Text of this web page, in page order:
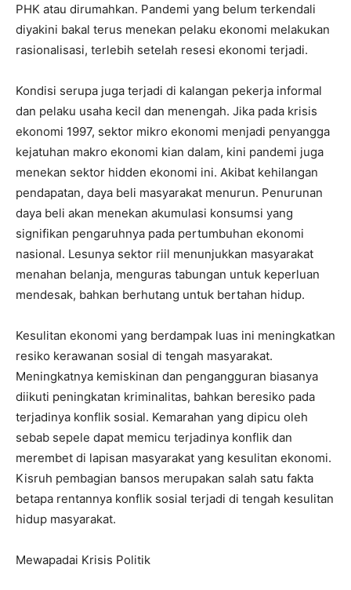
PHK atau dirumahkan. Pandemi yang belum terkendali
diyakini bakal terus menekan pelaku ekonomi melakukan
rasionalisasi, terlebih setelah resesi ekonomi terjadi.
Kondisi serupa juga terjadi di kalangan pekerja informal
dan pelaku usaha kecil dan menengah. Jika pada krisis
ekonomi 1997, sektor mikro ekonomi menjadi penyangga
kejatuhan makro ekonomi kian dalam, kini pandemi juga
menekan sektor hidden ekonomi ini. Akibat kehilangan
pendapatan, daya beli masyarakat menurun. Penurunan
daya beli akan menekan akumulasi konsumsi yang
signifikan pengaruhnya pada pertumbuhan ekonomi
nasional. Lesunya sektor riil menunjukkan masyarakat
menahan belanja, menguras tabungan untuk keperluan
mendesak, bahkan berhutang untuk bertahan hidup.
Kesulitan ekonomi yang berdampak luas ini meningkatkan
resiko kerawanan sosial di tengah masyarakat.
Meningkatnya kemiskinan dan pengangguran biasanya
diikuti peningkatan kriminalitas, bahkan beresiko pada
terjadinya konflik sosial. Kemarahan yang dipicu oleh
sebab sepele dapat memicu terjadinya konflik dan
merembet di lapisan masyarakat yang kesulitan ekonomi.
Kisruh pembagian bansos merupakan salah satu fakta
betapa rentannya konflik sosial terjadi di tengah kesulitan
hidup masyarakat.
Mewapadai Krisis Politik